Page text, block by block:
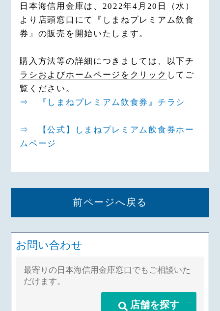
日本海信用金庫は、2022年4月20日（水）
より店頭窓口にて『しまねプレミアム飲食
券』の販売を開始いたします。
購入方法等の詳細につきましては、以下チ
ラシおよびホームページをクリック してご
覧ください。
⇒ 『しまねプレミアム飲食券』チラシ
⇒ 【公式】しまねプレミアム飲食券ホー
ムページ
前ページへ戻る
お問い合わせ
最寄りの日本海信用金庫窓口でもご相談いた
だけます。
店舗を探す